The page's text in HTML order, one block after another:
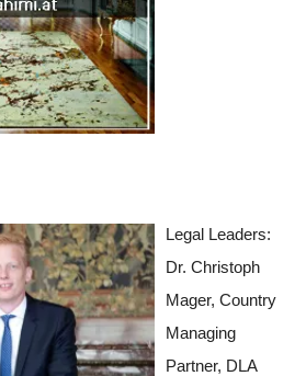
Legal Leaders:
Dr. Christoph
Mager, Country
Managing
Partner, DLA